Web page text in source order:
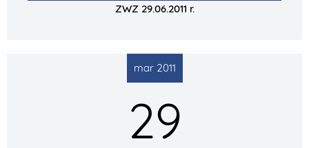
ZWZ 29.06.2011 r.
mar 2011
29